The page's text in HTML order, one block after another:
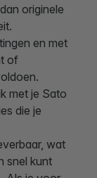
originele
en met
of
met je Sato
die je
wat
snel kunt